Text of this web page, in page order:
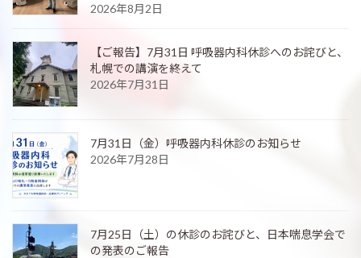
2026年8月2日
【ご報告】7月31日 呼吸器内科休診へのお詫びと、
札幌での講演を終えて
2026年7月31日
7月31日（金）呼吸器内科休診のお知らせ
2026年7月28日
7月25日（土）の休診のお詫びと、日本喘息学会で
の発表のご報告